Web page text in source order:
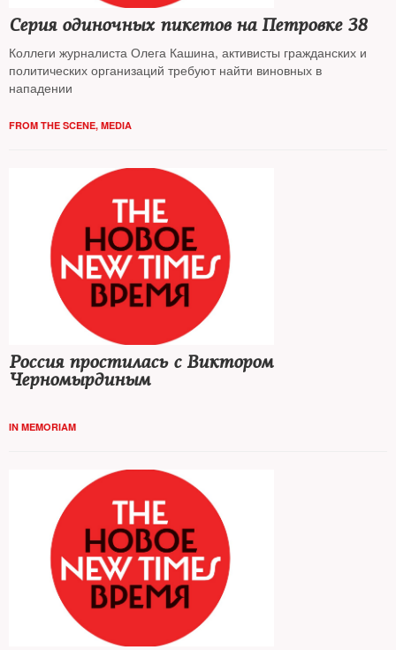
Серия одиночных пикетов на Петровке 38
Коллеги журналиста Олега Кашина, активисты гражданских и
политических организаций требуют найти виновных в
нападении
FROM THE SCENE, MEDIA
Россия простилась с Виктором
Черномырдиным
IN MEMORIAM